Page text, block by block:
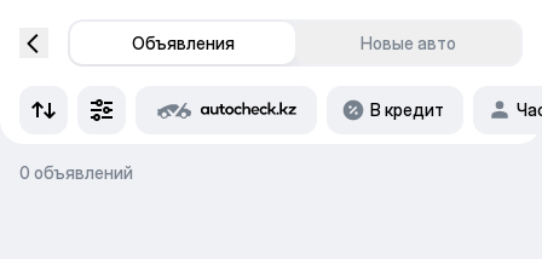
Объявления Новые авто
В кредит
0 объявлений